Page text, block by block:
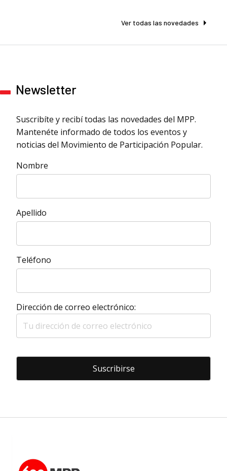
Ver todas las novedades
Newsletter
Suscribíte y recibí todas las novedades del MPP.
Mantenéte informado de todos los eventos y
noticias del Movimiento de Participación Popular.
Nombre
Apellido
Teléfono
Dirección de correo electrónico: